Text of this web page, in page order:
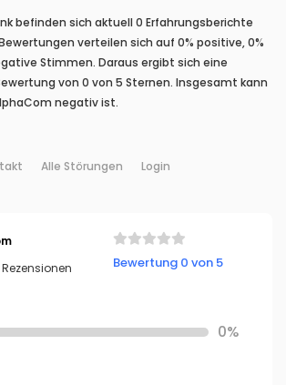
befinden sich aktuell 0 Erfahrungsberichte
verteilen sich auf 0% positive, 0%
Stimmen. Daraus ergibt sich eine
von 0 von 5 Sternen. Insgesamt kann
negativ ist.
Alle Störungen Login
Bewertung 0 von 5
0%